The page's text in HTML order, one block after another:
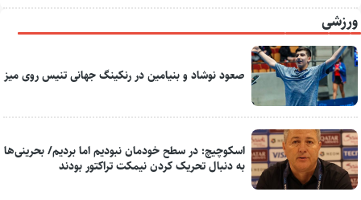
ورزشی
صعود نوشاد و بنیامین در رنکینگ جهانی تنیس روی میز
اسکوچیچ: در سطح خودمان نبودیم اما بردیم/ بحرینی‌ها
به دنبال تحریک کردن نیمکت تراکتور بودند